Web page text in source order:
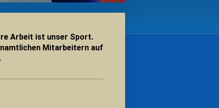
Arbeit ist unser Sport.
Mitarbeitern auf